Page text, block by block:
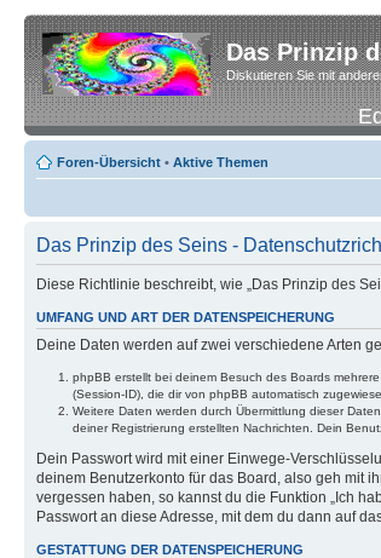
Das Prinzip
Diskutieren Sie mit
Foren-Übersicht • Aktive Themen
Das Prinzip des Seins -
Diese Richtlinie beschreibt, wie „Das Prinzip des
UMFANG UND ART DER DATENSPEICHERUNG
Deine Daten werden auf zwei verschiedene Arten
phpBB erstellt bei deinem Besuch des Boards
(Session-ID), die dir von phpBB automatisch
Weitere Daten werden durch Übermittlung dieser
deiner Registrierung erstellten Nachrichten. Dein
Dein Passwort wird mit einer Einwege-
deinem Benutzerkonto für das Board, also geh mit
vergessen haben, so kannst du die Funktion „Ich
Passwort an diese Adresse, mit dem du dann auf
GESTATTUNG DER DATENSPEICHERUNG